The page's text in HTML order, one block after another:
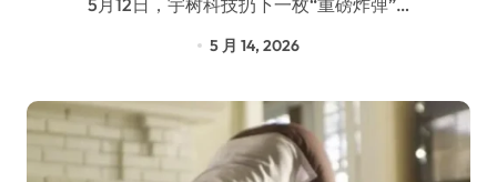
5 月 14, 2026